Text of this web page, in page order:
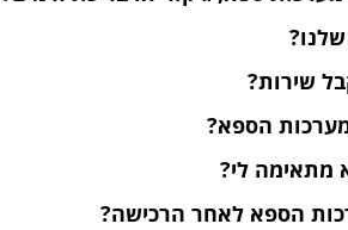
שירות?
הספא?
מתאימה לי?
הספא לאחר הרכישה?